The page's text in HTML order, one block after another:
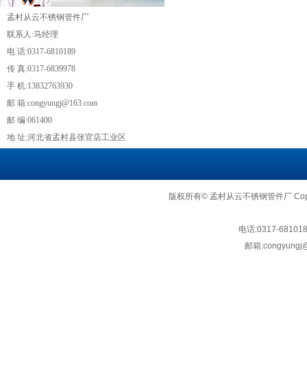
孟村从云不锈钢管件厂
联系人:马经理
电 话:0317-6810189
传 真:0317-6839978
手 机:13832763930
邮 箱:congyungj@163.com
邮 编:061400
地 址:河北省孟村县张官店工业区
版权所有© 孟村从云不锈钢管件厂
电话:0317-
邮箱: